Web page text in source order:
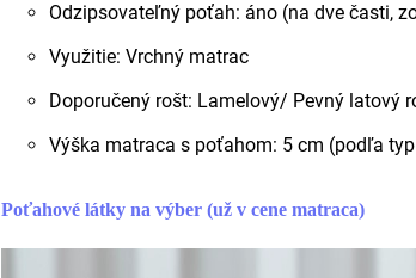
Odzipsovateľný poťah: áno (na dve časti,
Využitie: Vrchný matrac
Doporučený rošt: Lamelový/ Pevný latový
Výška matraca s poťahom: 5 cm (podľa
Poťahové látky na výber (už v cene matraca)